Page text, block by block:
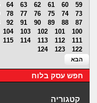
59
60
61
62
63
64
73
74
75
76
77
78
87
88
89
90
91
92
100
101
102
103
104
111
112
113
114
115
122
123
124
הבא
חפש עסק בלוח
קטגוריה